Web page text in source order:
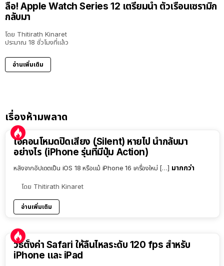
ลือ! Apple Watch Series 12 เตรียมนำ ตัวเรือนเซรามิก
กลับมา
โดย Thitirath Kinaret
ประมาณ 18 ชั่วโมงที่แล้ว
อ่านเพิ่มเติม
เรื่องห้ามพลาด
ไอคอนโหมดปิดเสียง (Silent) หายไป นำกลับมา
อย่างไร (iPhone รุ่นที่มีปุ่ม Action)
หลังจากอัปเดตเป็น iOS 18 หรือแม้ iPhone 16 เครื่องใหม่ […] มากกว่า
โดย Thitirath Kinaret
อ่านเพิ่มเติม
วิธีตั้งค่า Safari ให้ลื่นไหลระดับ 120 fps สำหรับ
iPhone และ iPad